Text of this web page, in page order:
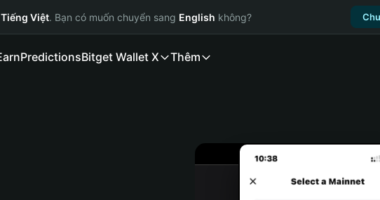
Tiếng Việt. Bạn có muốn chuyển sang English không?
PredictionsBitget Wallet X Thêm